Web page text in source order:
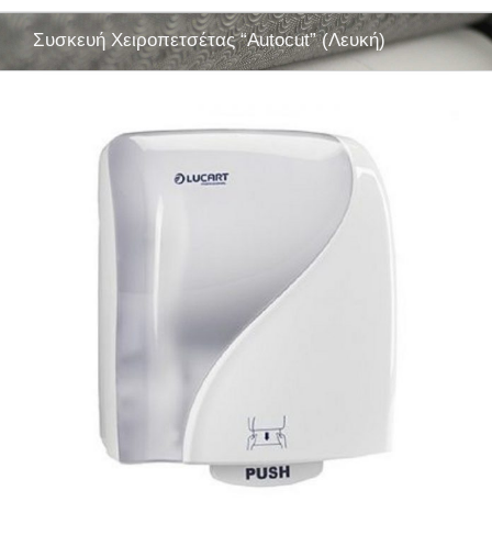
Συσκευή Χειροπετσέτας “Autocut” (Λευκή)